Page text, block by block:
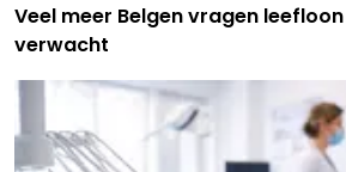
Veel meer Belgen vragen
verwacht